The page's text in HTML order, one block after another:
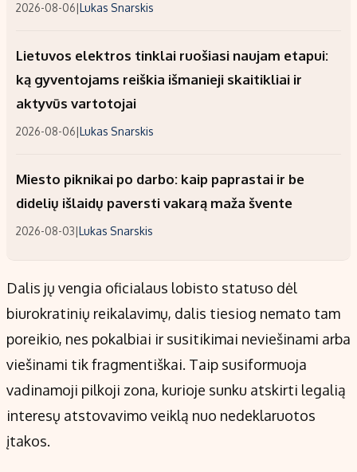
2026-08-06|Lukas Snarskis
Lietuvos elektros tinklai ruošiasi naujam etapui:
ką gyventojams reiškia išmanieji skaitikliai ir
aktyvūs vartotojai
2026-08-06|Lukas Snarskis
Miesto piknikai po darbo: kaip paprastai ir be
didelių išlaidų paversti vakarą maža švente
2026-08-03|Lukas Snarskis
Dalis jų vengia oficialaus lobisto statuso dėl
biurokratinių reikalavimų, dalis tiesiog nemato tam
poreikio, nes pokalbiai ir susitikimai neviešinami arba
viešinami tik fragmentiškai. Taip susiformuoja
vadinamoji pilkoji zona, kurioje sunku atskirti legalią
interesų atstovavimo veiklą nuo nedeklaruotos
įtakos.